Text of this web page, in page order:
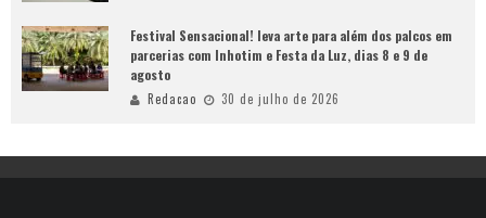
Festival Sensacional! leva arte para além dos palcos em
parcerias com Inhotim e Festa da Luz, dias 8 e 9 de
agosto
Redacao 30 de julho de 2026